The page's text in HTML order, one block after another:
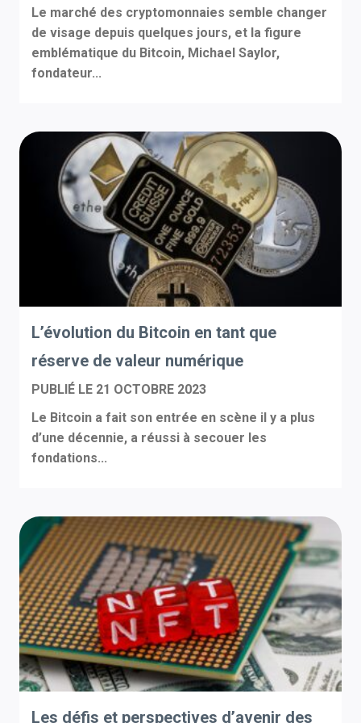
Le marché des cryptomonnaies semble changer
de visage depuis quelques jours, et la figure
emblématique du Bitcoin, Michael Saylor,
fondateur...
L’évolution du Bitcoin en tant que
réserve de valeur numérique
PUBLIÉ LE 21 OCTOBRE 2023
Le Bitcoin a fait son entrée en scène il y a plus
d’une décennie, a réussi à secouer les
fondations...
Les défis et perspectives d’avenir des